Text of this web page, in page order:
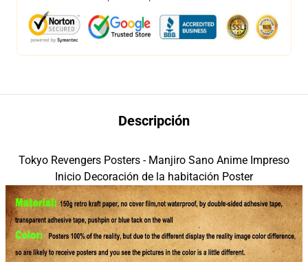
Descripción
Tokyo Revengers Posters - Manjiro Sano Anime Impreso
Inicio Decoración de la habitación Poster